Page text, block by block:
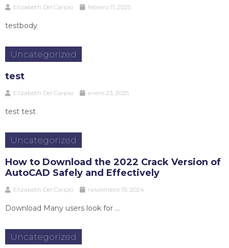
Elizabeth Del Carpio febrero 11, 2025
testbody
Uncategorized
test
Elizabeth Del Carpio enero 23, 2025
test test
Uncategorized
How to Download the 2022 Crack Version of
AutoCAD Safely and Effectively
Elizabeth Del Carpio noviembre 19, 2024
Download Many users look for ...
Uncategorized